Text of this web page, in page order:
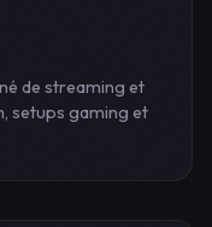
de streaming et
setups gaming et